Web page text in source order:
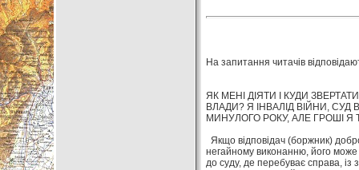
На запитання читачів
ЯК МЕНІ ДІЯТИ І КУДИ
ВЛАДИ? Я ІНВАЛІД ВІЙНИ,
МИНУЛОГО РОКУ, АЛЕ ГРОШІ Я
Якщо відповідач (боржник)
негайному виконанню, його
до суду, де перебуває справа,